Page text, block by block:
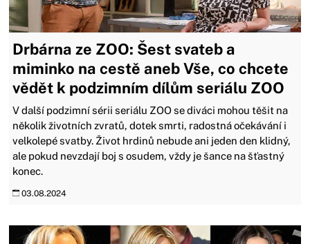
Drbárna ze ZOO: Šest svateb a
miminko na cestě aneb Vše, co chcete
vědět k podzimním dílům seriálu ZOO
V další podzimní sérii seriálu ZOO se diváci mohou těšit na
několik životních zvratů, dotek smrti, radostná očekávání i
velkolepé svatby. Život hrdinů nebude ani jeden den klidný,
ale pokud nevzdají boj s osudem, vždy je šance na šťastný
konec.
03.08.2024